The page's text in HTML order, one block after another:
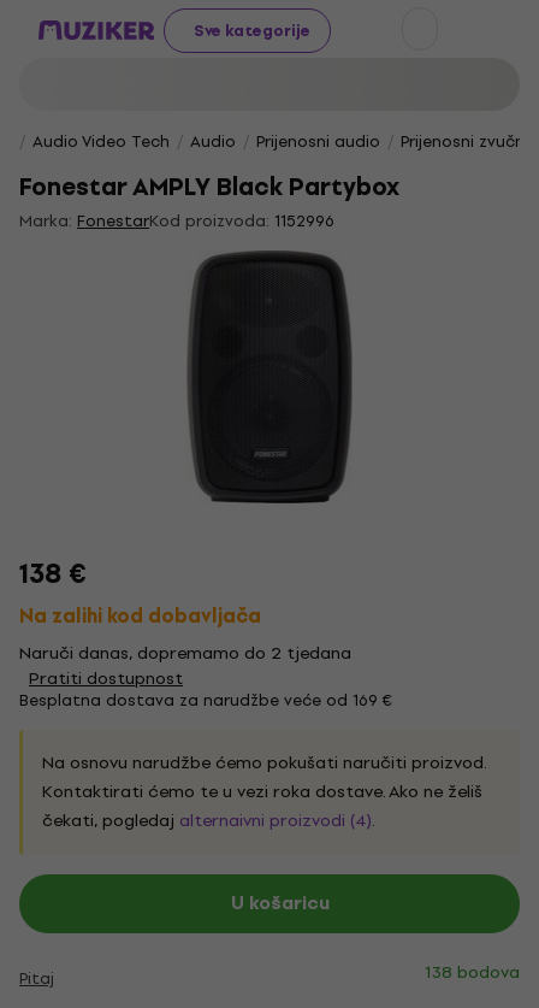
Sve kategorije
Audio Video Tech Audio Prijenosni audio Prijenosni
Fonestar AMPLY Black Partybox
Marka: FonestarKod proizvoda: 1152996
138 €
Na zalihi kod dobavljača
Naruči danas, dopremamo do 2 tjedana
Pratiti dostupnost
Besplatna dostava za narudžbe veće od 169 €
Na osnovu narudžbe ćemo pokušati naručiti proizvod.
Kontaktirati ćemo te u vezi roka dostave. Ako ne želiš
čekati, pogledaj alternaivni proizvodi (4).
U košaricu
Pitaj 138 bodova